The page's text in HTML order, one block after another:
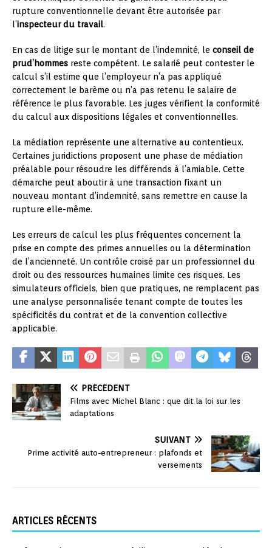
rupture conventionnelle devant être autorisée par
l’inspecteur du travail.
En cas de litige sur le montant de l’indemnité, le conseil de
prud’hommes reste compétent. Le salarié peut contester le
calcul s’il estime que l’employeur n’a pas appliqué
correctement le barème ou n’a pas retenu le salaire de
référence le plus favorable. Les juges vérifient la conformité
du calcul aux dispositions légales et conventionnelles.
La médiation représente une alternative au contentieux.
Certaines juridictions proposent une phase de médiation
préalable pour résoudre les différends à l’amiable. Cette
démarche peut aboutir à une transaction fixant un
nouveau montant d’indemnité, sans remettre en cause la
rupture elle-même.
Les erreurs de calcul les plus fréquentes concernent la
prise en compte des primes annuelles ou la détermination
de l’ancienneté. Un contrôle croisé par un professionnel du
droit ou des ressources humaines limite ces risques. Les
simulateurs officiels, bien que pratiques, ne remplacent pas
une analyse personnalisée tenant compte de toutes les
spécificités du contrat et de la convention collective
applicable.
PRÉCÉDENT
Films avec Michel Blanc : que dit la loi sur les
adaptations
SUIVANT
Prime activité auto-entrepreneur : plafonds et
versements
ARTICLES RÉCENTS